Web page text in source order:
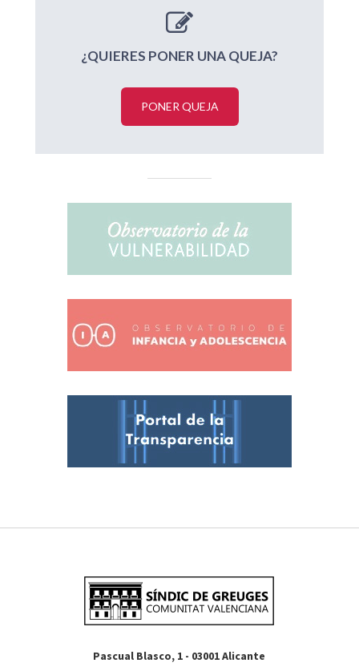
¿QUIERES PONER UNA QUEJA?
PONER QUEJA
Pascual Blasco, 1 - 03001 Alicante